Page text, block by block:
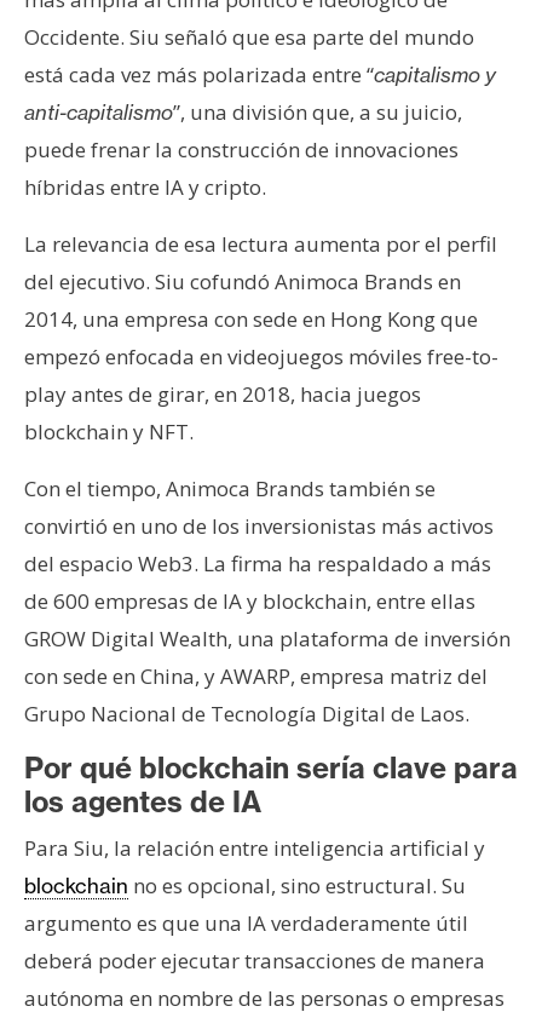
Occidente. Siu señaló que esa parte del mundo
está cada vez más polarizada entre “capitalismo y
anti-capitalismo”, una división que, a su juicio,
puede frenar la construcción de innovaciones
híbridas entre IA y cripto.
La relevancia de esa lectura aumenta por el perfil
del ejecutivo. Siu cofundó Animoca Brands en
2014, una empresa con sede en Hong Kong que
empezó enfocada en videojuegos móviles free-to-
play antes de girar, en 2018, hacia juegos
blockchain y NFT.
Con el tiempo, Animoca Brands también se
convirtió en uno de los inversionistas más activos
del espacio Web3. La firma ha respaldado a más
de 600 empresas de IA y blockchain, entre ellas
GROW Digital Wealth, una plataforma de inversión
con sede en China, y AWARP, empresa matriz del
Grupo Nacional de Tecnología Digital de Laos.
Por qué blockchain sería clave para
los agentes de IA
Para Siu, la relación entre inteligencia artificial y
blockchain no es opcional, sino estructural. Su
argumento es que una IA verdaderamente útil
deberá poder ejecutar transacciones de manera
autónoma en nombre de las personas o empresas